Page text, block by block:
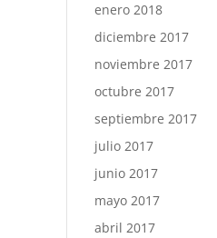
enero 2018
diciembre 2017
noviembre 2017
octubre 2017
septiembre 2017
julio 2017
junio 2017
mayo 2017
abril 2017